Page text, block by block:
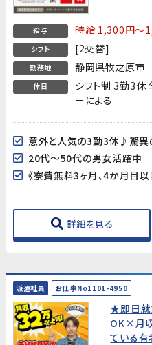
給与 時給 1,300円～
シフト [2交替]
勤務地 静岡県牧之原市
休日
シフト制 3勤3休
ーによる
意外と人気の3勤3休♪驚
20代～50代の男女活躍中
詳細を見る
派遣社員 お仕事No1101-4950
★即日
OK×月
ている有